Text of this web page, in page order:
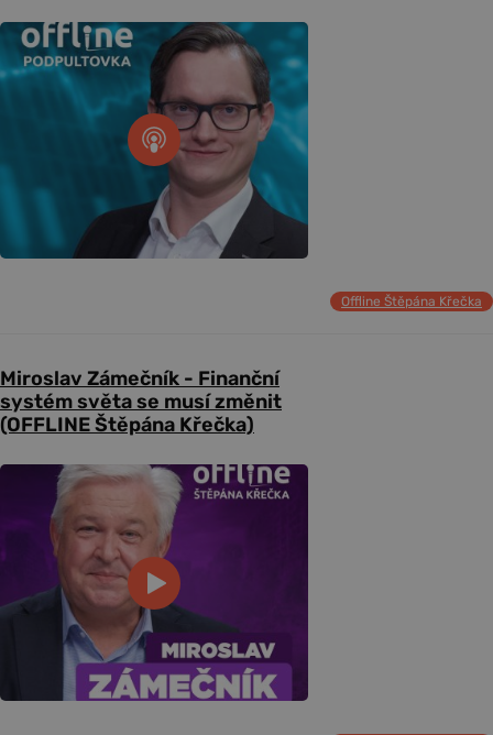
Offline Štěpána Křečka
Miroslav Zámečník - Finanční
systém světa se musí změnit
(OFFLINE Štěpána Křečka)